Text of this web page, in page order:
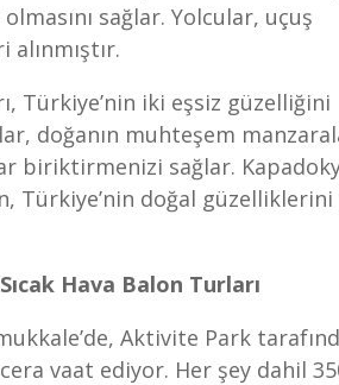
sağlar. Yolcular, uçuş
Türkiye’nin iki eşsiz güzelliğini
doğanın muhteşem
biriktirmenizi sağlar.
Türkiye’nin doğal güzelliklerini
Hava Balon Turları
Aktivite Park
vaat ediyor. Her şey dahil